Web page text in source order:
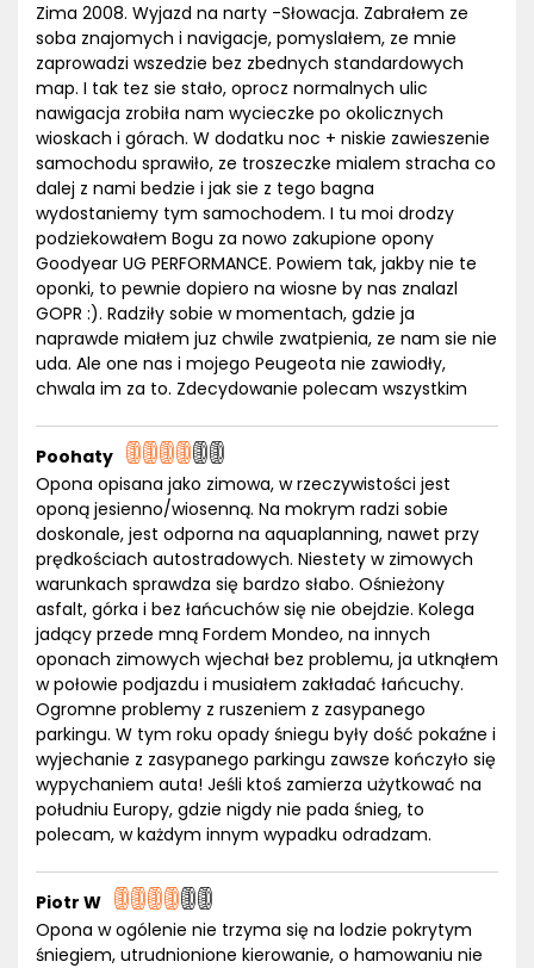
Zima 2008. Wyjazd na narty -Słowacja. Zabrałem ze
soba znajomych i navigacje, pomyslałem, ze mnie
zaprowadzi wszedzie bez zbednych standardowych
map. I tak tez sie stało, oprocz normalnych ulic
nawigacja zrobiła nam wycieczke po okolicznych
wioskach i górach. W dodatku noc + niskie zawieszenie
samochodu sprawiło, ze troszeczke mialem stracha co
dalej z nami bedzie i jak sie z tego bagna
wydostaniemy tym samochodem. I tu moi drodzy
podziekowałem Bogu za nowo zakupione opony
Goodyear UG PERFORMANCE. Powiem tak, jakby nie te
oponki, to pewnie dopiero na wiosne by nas znalazl
GOPR :). Radziły sobie w momentach, gdzie ja
naprawde miałem juz chwile zwatpienia, ze nam sie nie
uda. Ale one nas i mojego Peugeota nie zawiodły,
chwala im za to. Zdecydowanie polecam wszystkim
Poohaty
Opona opisana jako zimowa, w rzeczywistości jest
oponą jesienno/wiosenną. Na mokrym radzi sobie
doskonale, jest odporna na aquaplanning, nawet przy
prędkościach autostradowych. Niestety w zimowych
warunkach sprawdza się bardzo słabo. Ośnieżony
asfalt, górka i bez łańcuchów się nie obejdzie. Kolega
jadący przede mną Fordem Mondeo, na innych
oponach zimowych wjechał bez problemu, ja utknąłem
w połowie podjazdu i musiałem zakładać łańcuchy.
Ogromne problemy z ruszeniem z zasypanego
parkingu. W tym roku opady śniegu były dość pokaźne i
wyjechanie z zasypanego parkingu zawsze kończyło się
wypychaniem auta! Jeśli ktoś zamierza użytkować na
południu Europy, gdzie nigdy nie pada śnieg, to
polecam, w każdym innym wypadku odradzam.
Piotr W
Opona w ogólenie nie trzyma się na lodzie pokrytym
śniegiem, utrudnionione kierowanie, o hamowaniu nie